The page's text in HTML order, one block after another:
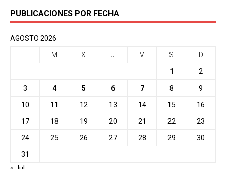
PUBLICACIONES POR FECHA
AGOSTO 2026
M X J V S D
1 2
3 4 5 6 7 8 9
10 11 12 13 14 15 16
17 18 19 20 21 22 23
24 25 26 27 28 29 30
31